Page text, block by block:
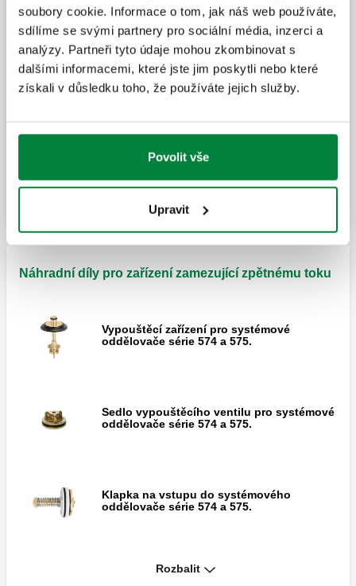
soubory cookie. Informace o tom, jak náš web používáte,
sdílíme se svými partnery pro sociální média, inzerci a
analýzy. Partneři tyto údaje mohou zkombinovat s
dalšími informacemi, které jste jim poskytli nebo které
získali v důsledku toho, že používáte jejich služby.
Povolit vše
Upravit
Systémový oddělovač kontrolovatelný se
sníženým tlakem, standardní provedení.
Přírubové připojení.
Předem smontovaná sestava, přírubové
spoje PN 16.
spoje PN 16.
Náhradní díly pro zařízení zamezující zpětnému toku
Vypouštěcí zařízení pro systémové
oddělovače série 574 a 575.
Sedlo vypouštěcího ventilu pro systémové
oddělovače série 574 a 575.
Klapka na vstupu do systémového
oddělovače série 574 a 575.
Klapka na výstupu pro systémové
Rozbalit